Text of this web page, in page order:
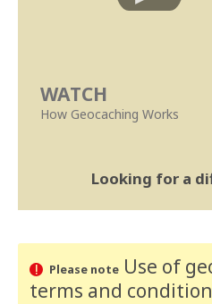
WATCH
How Geocaching Works
Looking for a
Please noteUse of
terms and